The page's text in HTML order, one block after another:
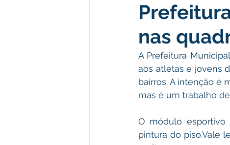
Meio Ambiente e Turismo
Convênios e Parcerias
nas
A Prefeitura
aos atletas e jovens
bairros. A intenção é
mas é um trabalho
O módulo esportivo
pintura do piso.Vale